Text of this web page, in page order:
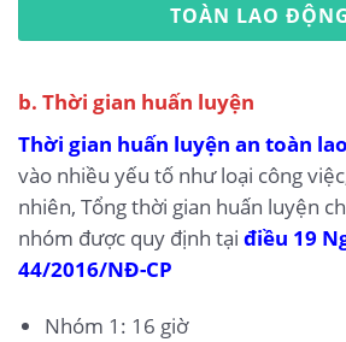
TOÀN LAO
b. Thời gian huấn luyện
Thời gian huấn luyện an toàn
vào nhiều yếu tố như loại công
nhiên, Tổng thời gian huấn luyện
nhóm được quy định tại điều 19
44/2016/NĐ-CP
Nhóm 1: 16 giờ